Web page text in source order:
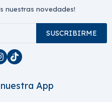
nuestras novedades!
SUSCRIBIRME

App